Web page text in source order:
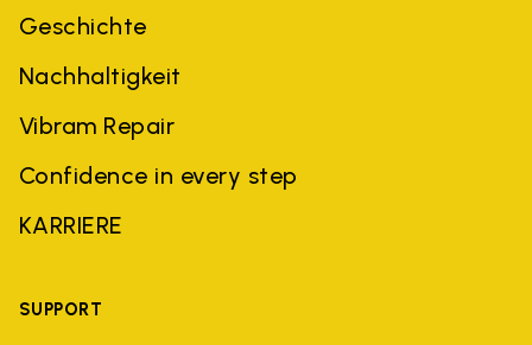
Geschichte
Nachhaltigkeit
Vibram Repair
Confidence in every step
KARRIERE
SUPPORT